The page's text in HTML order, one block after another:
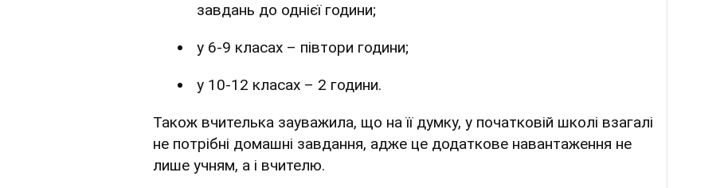
завдань до однієї години;
у 6-9 класах – півтори години;
у 10-12 класах – 2 години.
Також вчителька зауважила, що на її думку, у початковій школі взагалі
не потрібні домашні завдання, адже це додаткове навантаження не
лише учням, а і вчителю.